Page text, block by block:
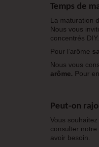
Temps de
La maturation
Nous vous
concentrés DIY.
Pour l’arôme
Nous vous
arôme. Pour
Peut-on
Vous
consulter notre
avoir besoin.